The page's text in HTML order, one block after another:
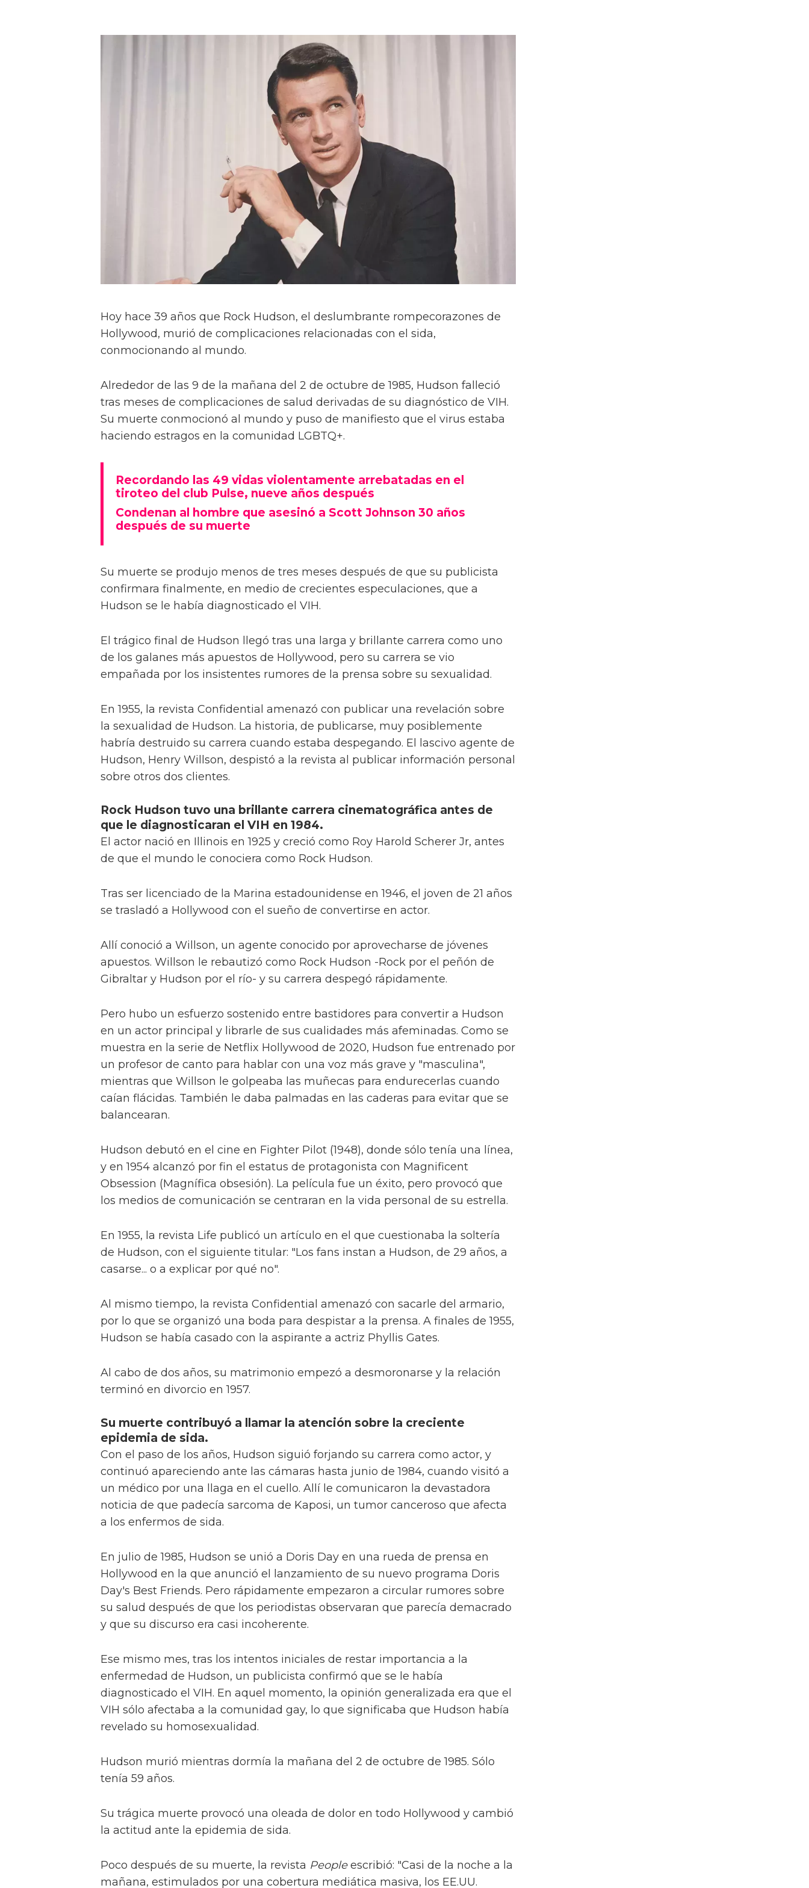
Hoy hace 39 años que Rock Hudson, el deslumbrante rompecorazones de
Hollywood, murió de complicaciones relacionadas con el sida,
conmocionando al mundo.
Alrededor de las 9 de la mañana del 2 de octubre de 1985, Hudson falleció
tras meses de complicaciones de salud derivadas de su diagnóstico de VIH.
Su muerte conmocionó al mundo y puso de manifiesto que el virus estaba
haciendo estragos en la comunidad LGBTQ+.
Recordando las 49 vidas violentamente arrebatadas en el
tiroteo del club Pulse, nueve años después
Condenan al hombre que asesinó a Scott Johnson 30 años
después de su muerte
Su muerte se produjo menos de tres meses después de que su publicista
confirmara finalmente, en medio de crecientes especulaciones, que a
Hudson se le había diagnosticado el VIH.
El trágico final de Hudson llegó tras una larga y brillante carrera como uno
de los galanes más apuestos de Hollywood, pero su carrera se vio
empañada por los insistentes rumores de la prensa sobre su sexualidad.
En 1955, la revista Confidential amenazó con publicar una revelación sobre
la sexualidad de Hudson. La historia, de publicarse, muy posiblemente
habría destruido su carrera cuando estaba despegando. El lascivo agente de
Hudson, Henry Willson, despistó a la revista al publicar información personal
sobre otros dos clientes.
Rock Hudson tuvo una brillante carrera cinematográfica antes de
que le diagnosticaran el VIH en 1984.
El actor nació en Illinois en 1925 y creció como Roy Harold Scherer Jr, antes
de que el mundo le conociera como Rock Hudson.
Tras ser licenciado de la Marina estadounidense en 1946, el joven de 21 años
se trasladó a Hollywood con el sueño de convertirse en actor.
Allí conoció a Willson, un agente conocido por aprovecharse de jóvenes
apuestos. Willson le rebautizó como Rock Hudson -Rock por el peñón de
Gibraltar y Hudson por el río- y su carrera despegó rápidamente.
Pero hubo un esfuerzo sostenido entre bastidores para convertir a Hudson
en un actor principal y librarle de sus cualidades más afeminadas. Como se
muestra en la serie de Netflix Hollywood de 2020, Hudson fue entrenado por
un profesor de canto para hablar con una voz más grave y "masculina",
mientras que Willson le golpeaba las muñecas para endurecerlas cuando
caían flácidas. También le daba palmadas en las caderas para evitar que se
balancearan.
Hudson debutó en el cine en Fighter Pilot (1948), donde sólo tenía una línea,
y en 1954 alcanzó por fin el estatus de protagonista con Magnificent
Obsession (Magnífica obsesión). La película fue un éxito, pero provocó que
los medios de comunicación se centraran en la vida personal de su estrella.
En 1955, la revista Life publicó un artículo en el que cuestionaba la soltería
de Hudson, con el siguiente titular: "Los fans instan a Hudson, de 29 años, a
casarse... o a explicar por qué no".
Al mismo tiempo, la revista Confidential amenazó con sacarle del armario,
por lo que se organizó una boda para despistar a la prensa. A finales de 1955,
Hudson se había casado con la aspirante a actriz Phyllis Gates.
Al cabo de dos años, su matrimonio empezó a desmoronarse y la relación
terminó en divorcio en 1957.
Su muerte contribuyó a llamar la atención sobre la creciente
epidemia de sida.
Con el paso de los años, Hudson siguió forjando su carrera como actor, y
continuó apareciendo ante las cámaras hasta junio de 1984, cuando visitó a
un médico por una llaga en el cuello. Allí le comunicaron la devastadora
noticia de que padecía sarcoma de Kaposi, un tumor canceroso que afecta
a los enfermos de sida.
En julio de 1985, Hudson se unió a Doris Day en una rueda de prensa en
Hollywood en la que anunció el lanzamiento de su nuevo programa Doris
Day's Best Friends. Pero rápidamente empezaron a circular rumores sobre
su salud después de que los periodistas observaran que parecía demacrado
y que su discurso era casi incoherente.
Ese mismo mes, tras los intentos iniciales de restar importancia a la
enfermedad de Hudson, un publicista confirmó que se le había
diagnosticado el VIH. En aquel momento, la opinión generalizada era que el
VIH sólo afectaba a la comunidad gay, lo que significaba que Hudson había
revelado su homosexualidad.
Hudson murió mientras dormía la mañana del 2 de octubre de 1985. Sólo
tenía 59 años.
Su trágica muerte provocó una oleada de dolor en todo Hollywood y cambió
la actitud ante la epidemia de sida.
Poco después de su muerte, la revista Peopleescribió: "Casi de la noche a la
mañana, estimulados por una cobertura mediática masiva, los EE.UU.